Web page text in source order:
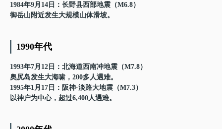
1984年9月14日：长野县西部地震（M6.8）
御岳山附近发生大规模山体滑坡。
1990年代
1993年7月12日：北海道西南冲地震（M7.8）
奥尻岛发生大海啸，200多人遇难。
1995年1月17日：阪神·淡路大地震（M7.3）
以神户为中心，超过6,400人遇难。